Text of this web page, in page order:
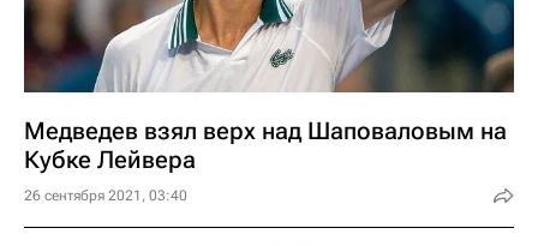
Медведев взял верх над Шаповаловым на
Кубке Лейвера
26 сентября 2021, 03:40